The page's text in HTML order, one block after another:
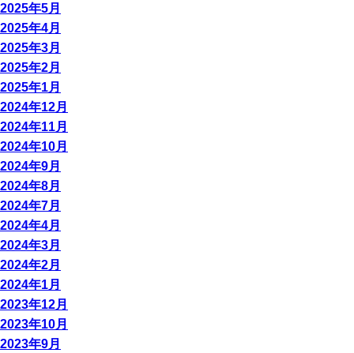
2025年5月
2025年4月
2025年3月
2025年2月
2025年1月
2024年12月
2024年11月
2024年10月
2024年9月
2024年8月
2024年7月
2024年4月
2024年3月
2024年2月
2024年1月
2023年12月
2023年10月
2023年9月